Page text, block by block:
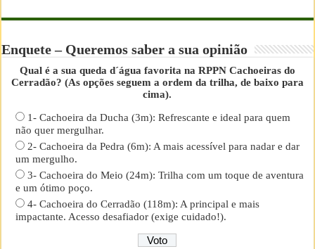
Enquete – Queremos saber a sua opinião
Qual é a sua queda d´água favorita na RPPN Cachoeiras do
Cerradão? (As opções seguem a ordem da trilha, de baixo para
cima).
1- Cachoeira da Ducha (3m): Refrescante e ideal para quem
não quer mergulhar.
2- Cachoeira da Pedra (6m): A mais acessível para nadar e dar
um mergulho.
3- Cachoeira do Meio (24m): Trilha com um toque de aventura
e um ótimo poço.
4- Cachoeira do Cerradão (118m): A principal e mais
impactante. Acesso desafiador (exige cuidado!).